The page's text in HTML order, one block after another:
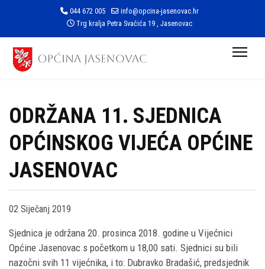
044 672 005
info@opcina-jasenovac.hr
Trg kralja Petra Svačića 19 , Jasenovac
ODRŽANA 11. SJEDNICA
OPĆINSKOG VIJEĆA OPĆINE
JASENOVAC
02 Siječanj 2019
Sjednica je održana 20. prosinca 2018. godine u Vijećnici
Općine Jasenovac s početkom u 18,00 sati. Sjednici su bili
nazočni svih 11 vijećnika, i to: Dubravko Bradašić, predsjednik